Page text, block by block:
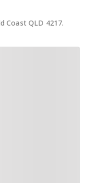
Coast QLD 4217.